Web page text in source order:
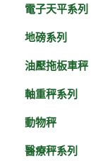
電子天平系列
地磅系列
油壓拖板車秤
軸重秤系列
動物秤
醫療秤系列